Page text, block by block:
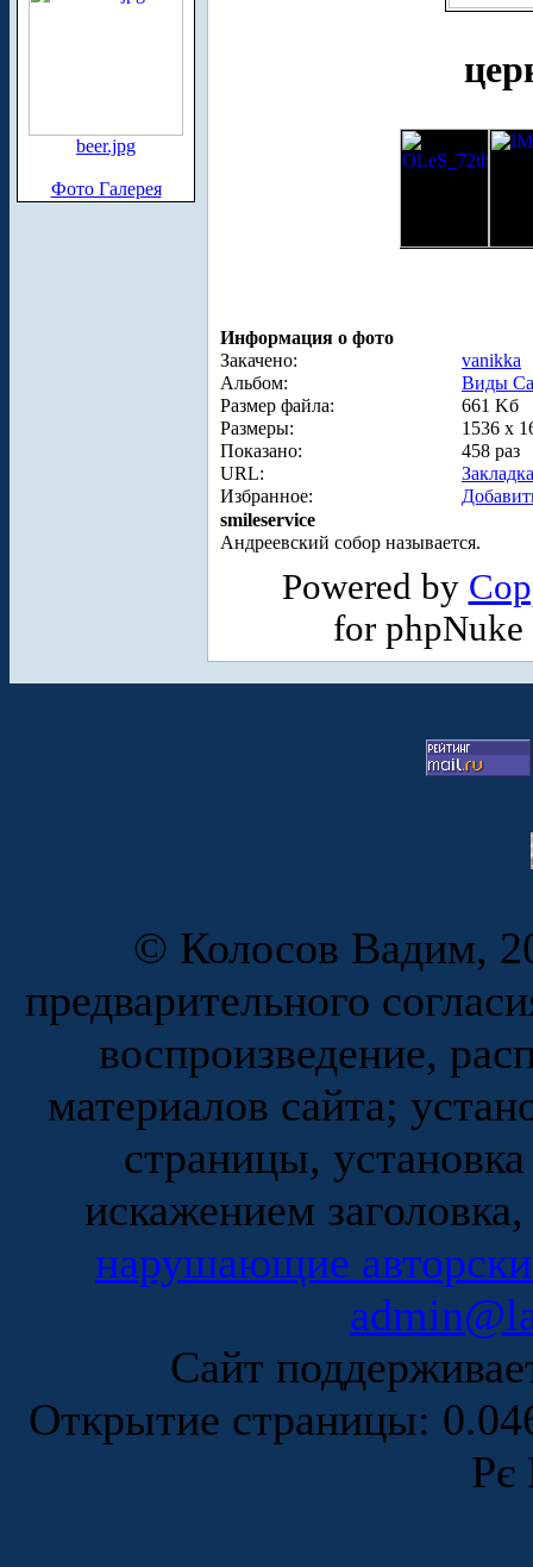
beer.jpg
Фото Галерея
Информация о фото
Закачено:
vanikka
Альбом:
Виды
Размер файла:
661 Kб
Размеры:
1536 x
Показано:
458 раз
URL:
Избранное:
smileservice
Андреевский собор называется.
Powered by
for
© Колосов Вадим,
предварительного
воспроизведение,
материалов сайта;
страницы,
искажением
нарушающие
Сайт
Открытие страницы:
Рє